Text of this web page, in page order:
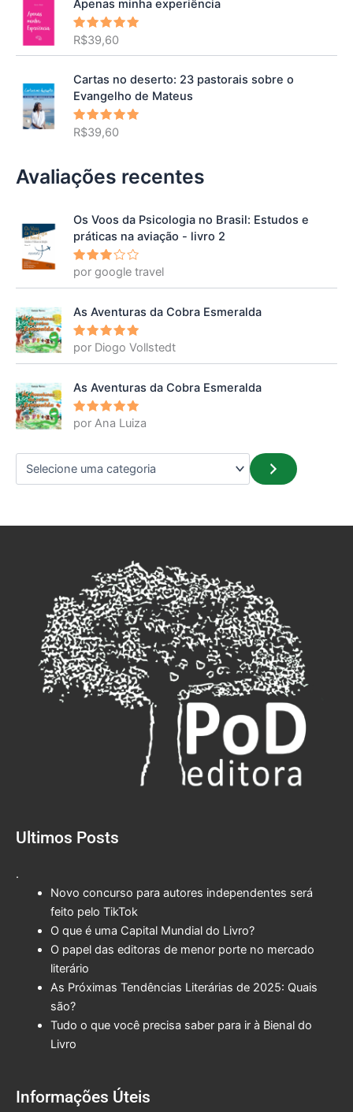
Apenas minha experiência
Avaliação
de 5
R$39,60
Cartas no deserto: 23 pastorais sobre o
Evangelho de Mateus
Avaliação
de 5
R$39,60
Avaliações recentes
Os Voos da Psicologia no Brasil: Estudos e
práticas na aviação - livro 2
Avalia
ção3
por google travel
As Aventuras da Cobra Esmeralda
Avaliação
5
por Diogo Vollstedt
As Aventuras da Cobra Esmeralda
Avaliação
5
por Ana Luiza
Ultimos Posts
.
Novo concurso para autores independentes será
feito pelo TikTok
O que é uma Capital Mundial do Livro?
O papel das editoras de menor porte no mercado
literário
As Próximas Tendências Literárias de 2025: Quais
são?
Tudo o que você precisa saber para ir à Bienal do
Livro
Informações Úteis